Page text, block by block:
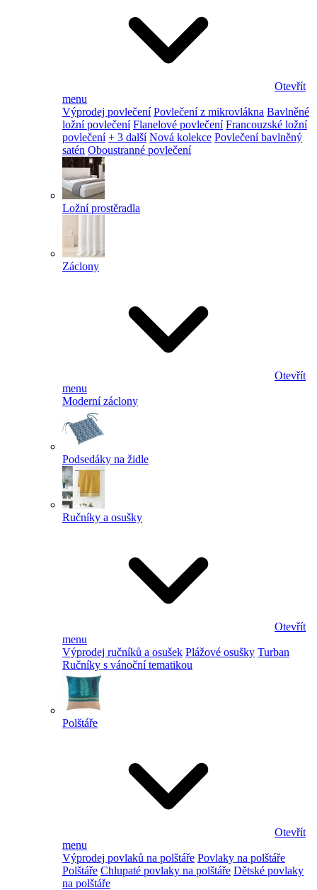
Otevřít
menu
Výprodej povlečení Povlečení z mikrovlákna Bavlněné
ložní povlečení Flanelové povlečení Francouzské ložní
povlečení + 3 další Nová kolekce Povlečení bavlněný
satén Oboustranné povlečení
Ložní prostěradla
Záclony
Otevřít
menu
Moderní záclony
Podsedáky na židle
Ručníky a osušky
Otevřít
menu
Výprodej ručníků a osušek Plážové osušky Turban
Ručníky s vánoční tematikou
Polštáře
Otevřít
menu
Výprodej povlaků na polštáře Povlaky na polštáře
Polštáře Chlupaté povlaky na polštáře Dětské povlaky
na polštáře